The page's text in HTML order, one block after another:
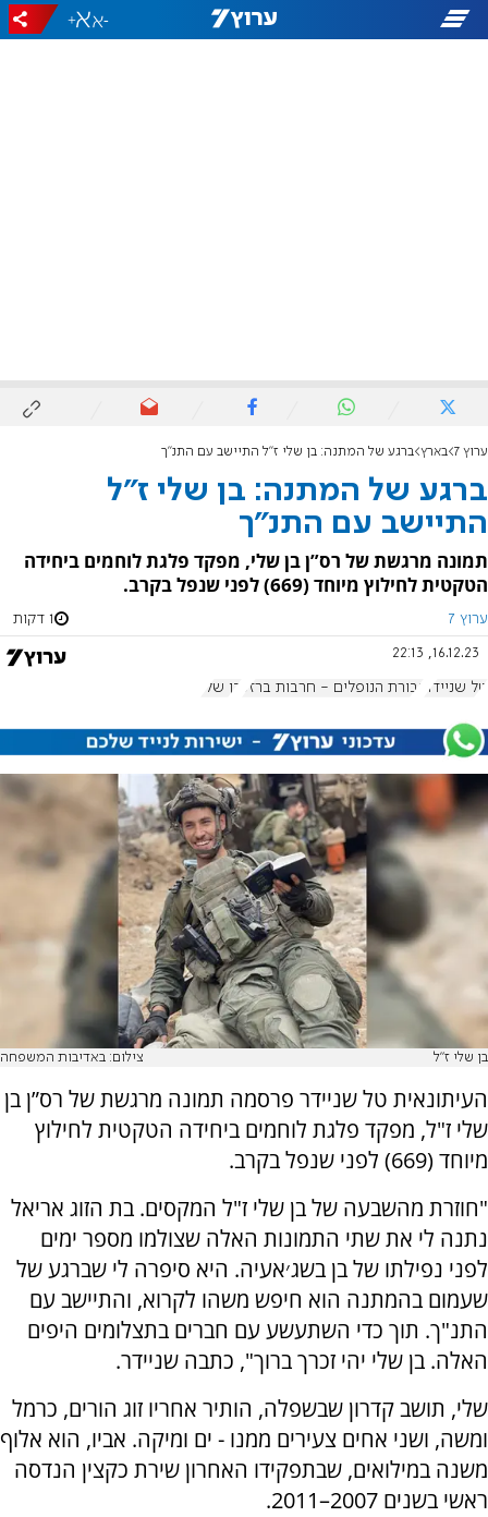
-
+
ערוץ 7 בארץ ברגע של המתנה: בן שלי ז"ל התיישב עם התנ"ך
ברגע של המתנה: בן שלי ז"ל
התיישב עם התנ"ך
תמונה מרגשת של רס”ן בן שלי, מפקד פלגת לוחמים ביחידה
הטקטית לחילוץ מיוחד (669) לפני שנפל בקרב.
ערוץ 7 1 דקות
16.12.23, 22:13
טל שניידר גבורת הנופלים - חרבות ברזל בן שלי
בן שלי ז"ל צילום: באדיבות המשפחה
העיתונאית טל שניידר פרסמה תמונה מרגשת של רס”ן בן
שלי ז"ל, מפקד פלגת לוחמים ביחידה הטקטית לחילוץ
מיוחד (669) לפני שנפל בקרב.
"חוזרת מהשבעה של בן שלי ז"ל המקסים. בת הזוג אריאל
נתנה לי את שתי התמונות האלה שצולמו מספר ימים
לפני נפילתו של בן בשג׳אעיה. היא סיפרה לי שברגע של
שעמום בהמתנה הוא חיפש משהו לקרוא, והתיישב עם
התנ"ך. תוך כדי השתעשע עם חברים בתצלומים היפים
האלה. בן שלי יהי זכרך ברוך", כתבה שניידר.
שלי, תושב קדרון שבשפלה, הותיר אחריו זוג הורים, כרמל
ומשה, ושני אחים צעירים ממנו - ים ומיקה. אביו, הוא אלוף
משנה במילואים, שבתפקידו האחרון שירת כקצין הנדסה
ראשי בשנים 2007–2011.